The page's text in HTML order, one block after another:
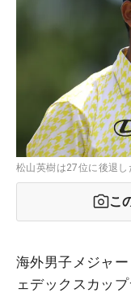
松山英樹は27位に後退
こ
海外男子メジャ
ェデックスカッ